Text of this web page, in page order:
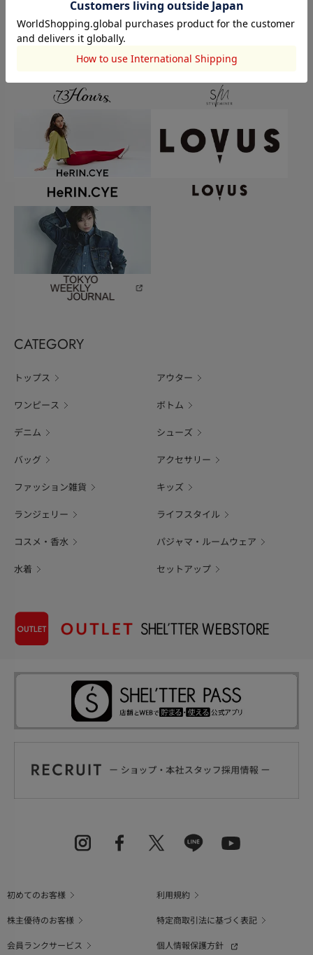
CATEGORY
トップス アウター
ワンピース ボトム
デニム シューズ
バッグ アクセサリー
ファッション雑貨 キッズ
ランジェリー ライフスタイル
コスメ・香水 パジャマ・ルームウェア
水着 セットアップ
初めてのお客様
利用規約
株主優待のお客様
特定商取引法に基づく表記
会員ランクサービス
個人情報保護方針